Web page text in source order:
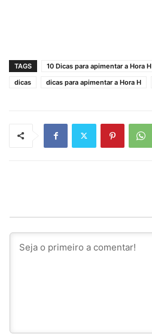
TAGS 10 Dicas para apimentar a Hora H
dicas
dicas para apimentar a Hora H